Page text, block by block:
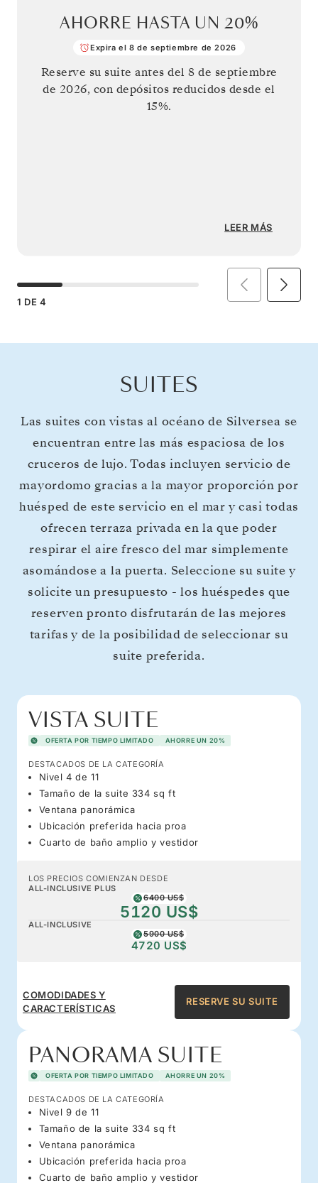
AHORRE HASTA UN 20%
Expira el 8 de septiembre de 2026
Reserve su suite antes del 8 de septiembre
de 2026, con depósitos reducidos desde el
15%.
LEER MÁS
1 DE 4
SUITES
Las suites con vistas al océano de Silversea se
encuentran entre las más espaciosa de los
cruceros de lujo. Todas incluyen servicio de
mayordomo gracias a la mayor proporción por
huésped de este servicio en el mar y casi todas
ofrecen terraza privada en la que poder
respirar el aire fresco del mar simplemente
asomándose a la puerta. Seleccione su suite y
solicite un presupuesto - los huéspedes que
reserven pronto disfrutarán de las mejores
tarifas y de la posibilidad de seleccionar su
suite preferida.
VISTA SUITE
OFERTA POR TIEMPO LIMITADO AHORRE UN 20%
DESTACADOS DE LA CATEGORÍA
Nivel 4 de 11
Tamaño de la suite 334 sq ft
Ventana panorámica
Ubicación preferida hacia proa
Cuarto de baño amplio y vestidor
LOS PRECIOS COMIENZAN DESDE
ALL-INCLUSIVE PLUS
6400 US$
5120 US$
ALL-INCLUSIVE
5900 US$
4720 US$
COMODIDADES Y
CARACTERÍSTICAS
RESERVE SU SUITE
PANORAMA SUITE
OFERTA POR TIEMPO LIMITADO AHORRE UN 20%
DESTACADOS DE LA CATEGORÍA
Nivel 9 de 11
Tamaño de la suite 334 sq ft
Ventana panorámica
Ubicación preferida hacia proa
Cuarto de baño amplio y vestidor